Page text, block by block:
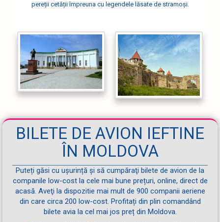
pereții cetății împreuna cu legendele lăsate de stramoși.
BILETE DE AVION IEFTINE
ÎN MOLDOVA
Puteți găsi cu ușurință și să cumpăraţi bilete de avion de la
companile low-cost la cele mai bune prețuri, online, direct de
acasă. Aveţi la dispozitie mai mult de 900 companii aeriene
din care circa 200 low-cost. Profitați din plin comandând
bilete avia la cel mai jos preț din Moldova.